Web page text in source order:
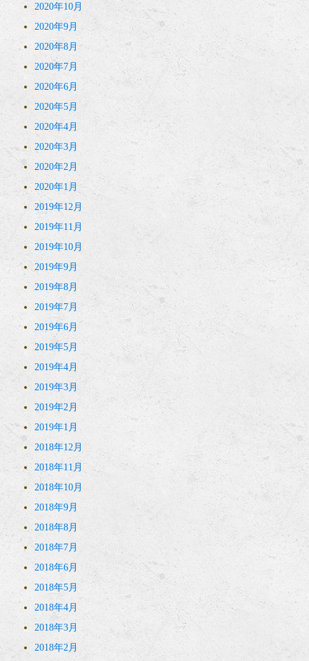
2020年10月
2020年9月
2020年8月
2020年7月
2020年6月
2020年5月
2020年4月
2020年3月
2020年2月
2020年1月
2019年12月
2019年11月
2019年10月
2019年9月
2019年8月
2019年7月
2019年6月
2019年5月
2019年4月
2019年3月
2019年2月
2019年1月
2018年12月
2018年11月
2018年10月
2018年9月
2018年8月
2018年7月
2018年6月
2018年5月
2018年4月
2018年3月
2018年2月